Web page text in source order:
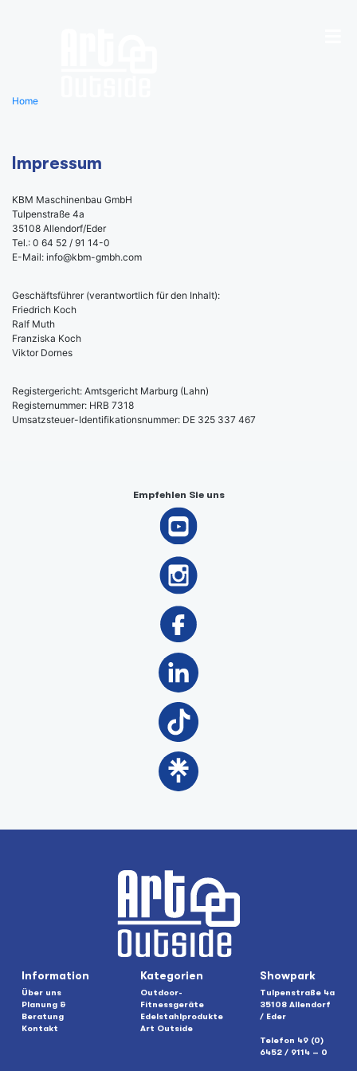
Home
Impressum
KBM Maschinenbau GmbH
Tulpenstraße 4a
35108 Allendorf/Eder
Tel.: 0 64 52 / 91 14-0
E-Mail: info@kbm-gmbh.com
Geschäftsführer (verantwortlich für den Inhalt):
Friedrich Koch
Ralf Muth
Franziska Koch
Viktor Dornes
Registergericht: Amtsgericht Marburg (Lahn)
Registernummer: HRB 7318
Umsatzsteuer-Identifikationsnummer: DE 325 337 467
Verbraucherschlichtungsstelle teil.Empfehlen Sie uns
Information
Über uns
Planung &
Beratung
Kontakt
Kategorien
Outdoor-
Fitnessgeräte
Edelstahlprodukte
Art Outside
Showpark
Tulpenstraße 4a
35108 Allendorf
/ Eder
Telefon 49 (0)
6452 / 9114 – 0